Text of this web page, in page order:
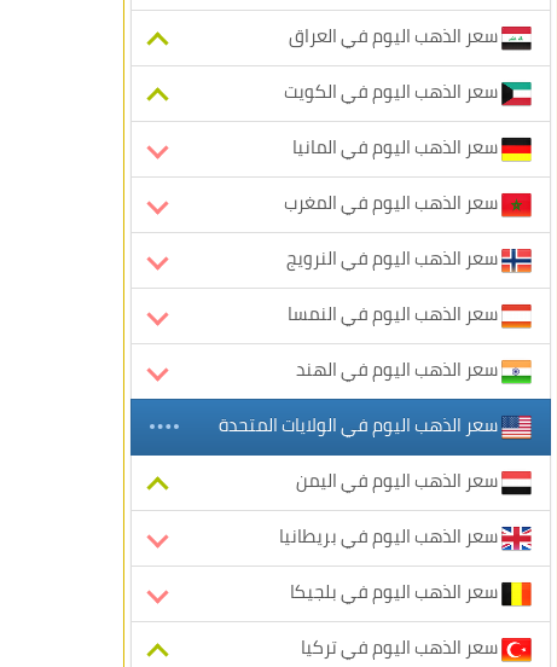
سعر الذهب اليوم في العراق
سعر الذهب اليوم في الكويت
سعر الذهب اليوم في المانيا
سعر الذهب اليوم في المغرب
سعر الذهب اليوم في النرويج
سعر الذهب اليوم في النمسا
سعر الذهب اليوم في الهند
سعر الذهب اليوم في الولايات المتحدة
سعر الذهب اليوم في اليمن
سعر الذهب اليوم في بريطانيا
سعر الذهب اليوم في بلجيكا
سعر الذهب اليوم في تركيا